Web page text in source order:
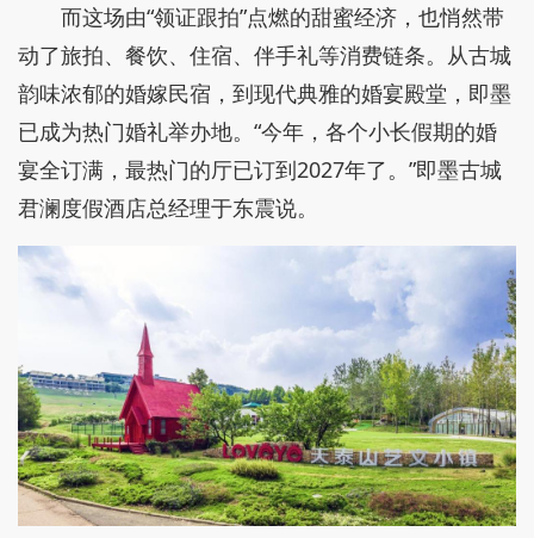
而这场由“领证跟拍”点燃的甜蜜经济，也悄然带
动了旅拍、餐饮、住宿、伴手礼等消费链条。从古城
韵味浓郁的婚嫁民宿，到现代典雅的婚宴殿堂，即墨
已成为热门婚礼举办地。“今年，各个小长假期的婚
宴全订满，最热门的厅已订到2027年了。”即墨古城
君澜度假酒店总经理于东震说。